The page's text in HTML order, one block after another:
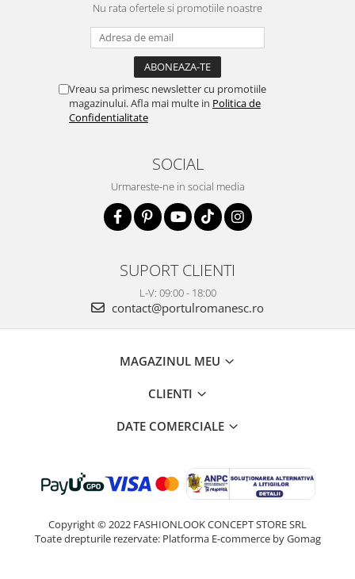
Nu rata ofertele si promotiile noastre
Vreau sa primesc newsletter cu promotiile
magazinului. Afla mai multe in Politica de
Confidentialitate
SOCIAL
Urmareste-ne in social media
SUPORT CLIENTI
L-V: 09:00 - 18:00
contact@portulromanesc.ro
MAGAZINUL MEU
CLIENTI
DATE COMERCIALE
Copyright © 2022 FASHIONLOOK CONCEPT STORE SRL
Toate drepturile rezervate: Platforma E-commerce by Gomag